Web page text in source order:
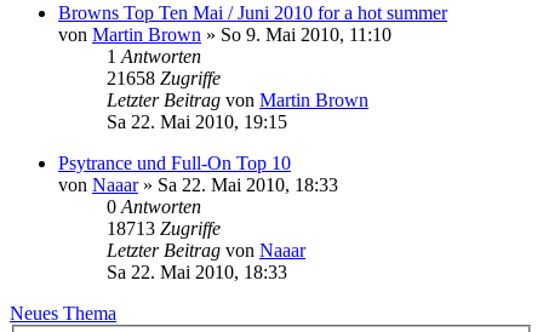
Browns Top Ten Mai / Juni 2010 for a hot summer
von Martin Brown » So 9. Mai 2010, 11:10
1 Antworten
21658 Zugriffe
Letzter Beitrag von Martin Brown
Sa 22. Mai 2010, 19:15
Psytrance und Full-On Top 10
von Naaar» Sa 22. Mai 2010, 18:33
0 Antworten
18713 Zugriffe
Letzter Beitrag von Naaar
Sa 22. Mai 2010, 18:33
Neues Thema